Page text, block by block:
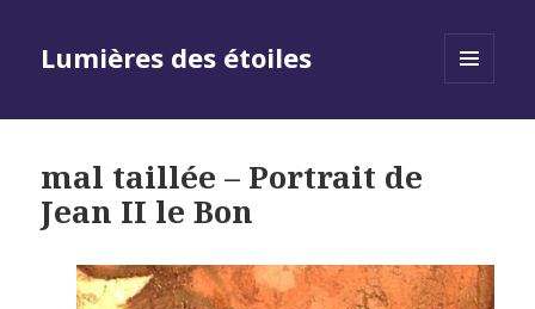
Lumières des étoiles
mal taillée – Portrait de
Jean II le Bon